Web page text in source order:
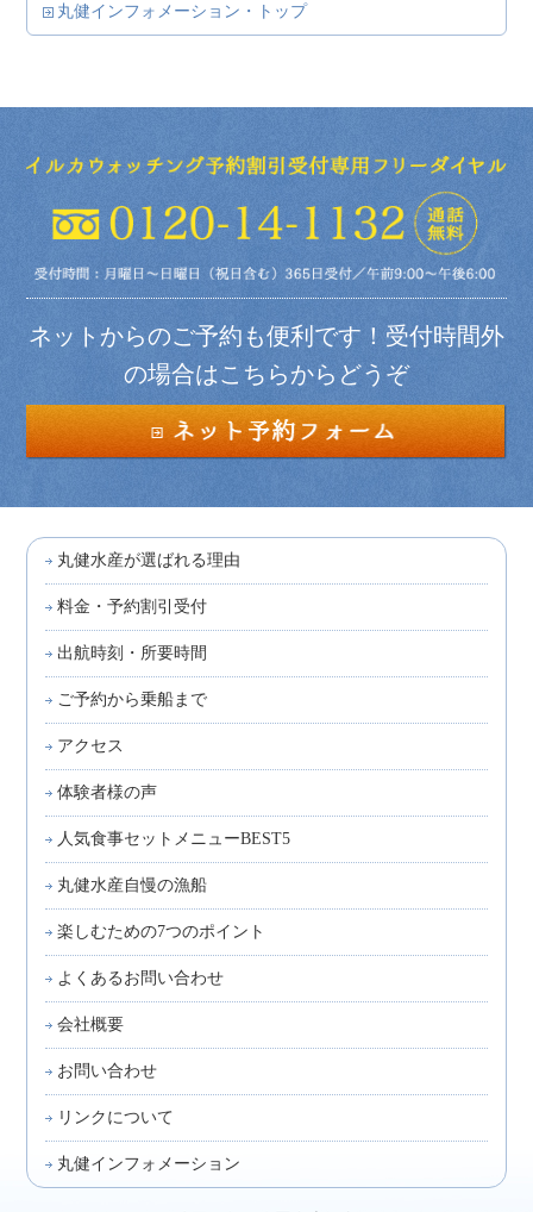
丸健インフォメーション・トップ
ネットからのご予約も便利です！受付時間外
の場合はこちらからどうぞ
丸健水産が選ばれる理由
料金・予約割引受付
出航時刻・所要時間
ご予約から乗船まで
アクセス
体験者様の声
人気食事セットメニューBEST5
丸健水産自慢の漁船
楽しむための7つのポイント
よくあるお問い合わせ
会社概要
お問い合わせ
リンクについて
丸健インフォメーション